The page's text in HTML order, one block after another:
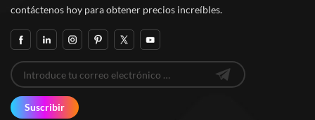
contáctenos hoy para obtener precios increíbles.
Suscribir